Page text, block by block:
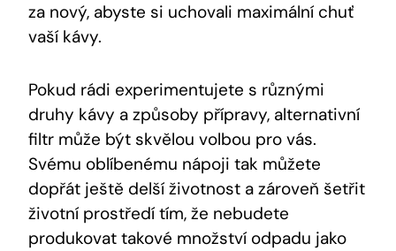
za nový, abyste si uchovali maximální chuť
vaší kávy.
Pokud rádi experimentujete s různými
druhy kávy a způsoby přípravy, alternativní
filtr může být skvělou volbou pro vás.
Svému oblíbenému nápoji tak můžete
dopřát ještě delší životnost a zároveň šetřit
životní prostředí tím, že nebudete
produkovat takové množství odpadu jako